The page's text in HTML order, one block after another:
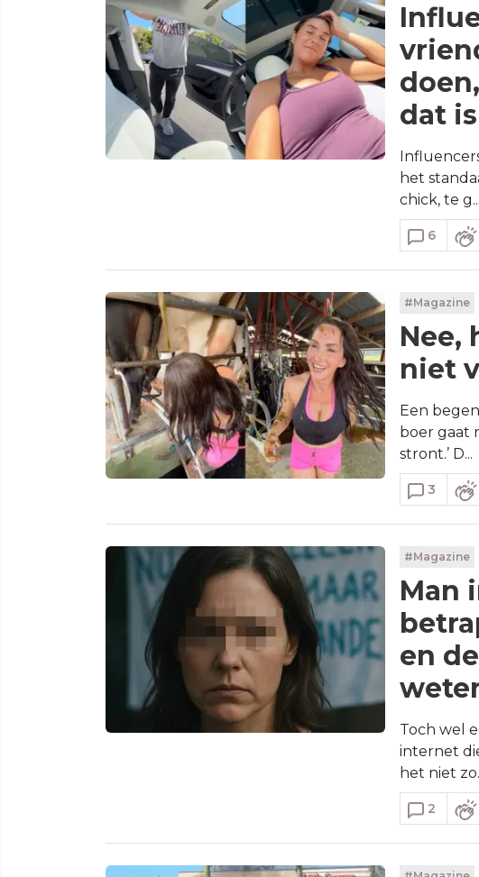
dat
het
chick, te g...
6
#Magazine
Nee,
niet
Een
boer gaat
stront.’ D...
3
#Magazine
Man
en
Toch wel
internet
het niet
2